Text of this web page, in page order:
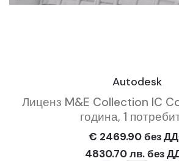
Autodesk
Лиценз M&E Collection IC
година, 1
€ 2469.90 без
4830.70 лв. без